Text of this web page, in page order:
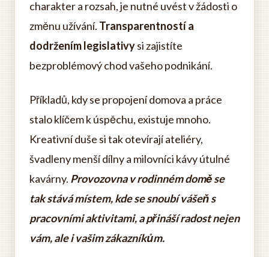
charakter a rozsah, je nutné uvést v žádosti o
změnu užívání. Transparentností a
dodržením legislativysi zajistíte
bezproblémový chod vašeho podnikání.
Příkladů, kdy se propojení domova a práce
stalo klíčem k úspěchu, existuje mnoho.
Kreativní duše si tak otevírají ateliéry,
švadleny menší dílny a milovníci kávy útulné
kavárny. Provozovna v rodinném domě se
tak stává místem, kde se snoubí vášeň s
pracovními aktivitami, a přináší radost nejen
vám, ale i vašim zákazníkům.